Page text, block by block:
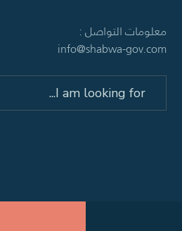
معلومات التواصل :
info@shabwa-gov.com